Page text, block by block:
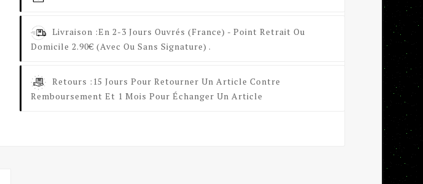
Livraison :En 2-3 Jours Ouvrés (France) - Point Retrait Ou
Domicile 2.90€ (avec Ou Sans Signature) .
Retours : 15 Jours Pour Retourner Un Article Contre
Remboursement Et 1 Mois Pour Échanger Un Article